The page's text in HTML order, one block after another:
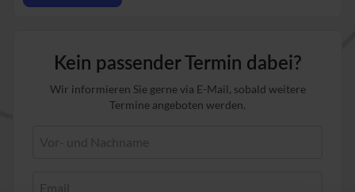
Kein passender Termin dabei?
Wir informieren Sie gerne via E-Mail, sobald weitere
Termine angeboten werden.